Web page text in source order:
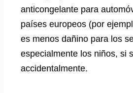
anticongelante para
países europeos (por
es menos dañino para los
especialmente los niños, si
accidentalmente.